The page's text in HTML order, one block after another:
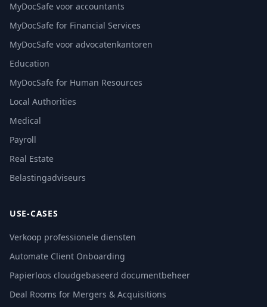
MyDocSafe voor accountants
MyDocSafe for Financial Services
MyDocSafe voor advocatenkantoren
Education
MyDocSafe for Human Resources
Local Authorities
Medical
Payroll
Real Estate
Belastingadviseurs
USE-CASES
Verkoop professionele diensten
Automate Client Onboarding
Papierloos cloudgebaseerd documentbeheer
Deal Rooms for Mergers & Acquisitions